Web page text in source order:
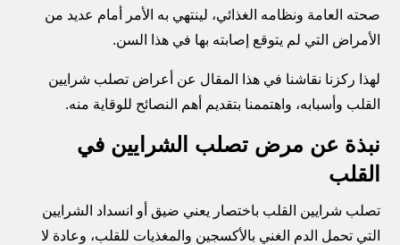
صحته العامة ونظامه الغذائي، لينتهي به الأمر أمام عديد من
الأمراض التي لم يتوقع إصابته بها في هذا السن.
لهذا ركزنا نقاشنا في هذا المقال عن أعراض تصلب شرايين
القلب وأسبابه، واهتممنا بتقديم أهم النصائح للوقاية منه.
نبذة عن مرض تصلب الشرايين في
القلب
تصلب شرايين القلب باختصار يعني ضيق أو انسداد الشرايين
التي تحمل الدم الغني بالأكسجين والمغذيات للقلب، وعادة لا